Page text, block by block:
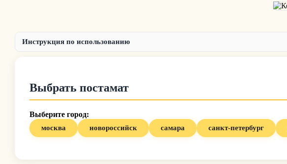
Инструкция по использованию
Выбрать постамат
Выберите город:
москва новороссийск самара санкт-петербург